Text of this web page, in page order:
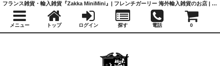
フランス雑貨・輸入雑貨『Zakka MiniMini』| フレンチガーリー 海外輸入雑貨のお店 | かわいい雑貨 | 蚤の市 | アンティーク
メニュー トップ ログイン 探す 電話 0